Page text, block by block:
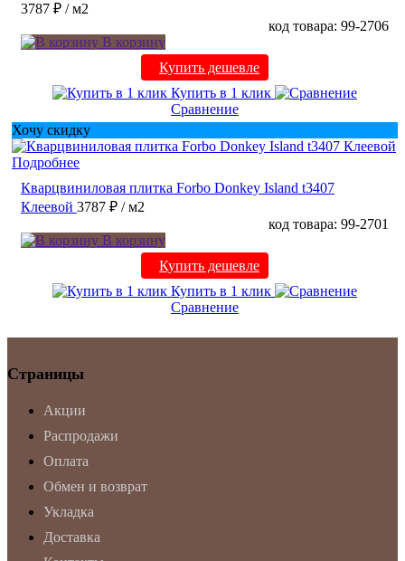
3787 ₽ / м2
код товара: 99-2706
В корзину
Купить дешевле
Купить в 1 клик
Сравнение
Хочу скидку
Подробнее
Кварцвиниловая плитка Forbo Donkey Island t3407
Клеевой 3787 ₽ / м2
код товара: 99-2701
В корзину
Купить дешевле
Купить в 1 клик
Сравнение
Страницы
Акции
Распродажи
Оплата
Обмен и возврат
Укладка
Доставка